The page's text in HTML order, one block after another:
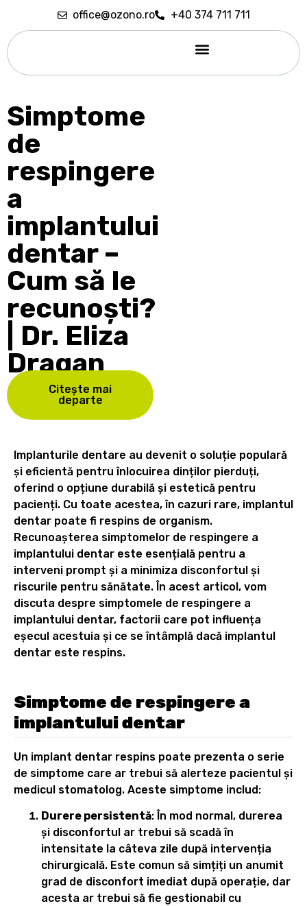
office@ozono.ro +40 374 711 711
Simptome
de
respingere
a
implantului
dentar –
Cum să le
recunoști?
| Dr. Eliza
Dragan
Citește mai
departe
Implanturile dentare au devenit o soluție populară
și eficientă pentru înlocuirea dinților pierduți,
oferind o opțiune durabilă și estetică pentru
pacienți. Cu toate acestea, în cazuri rare, implantul
dentar poate fi respins de organism.
Recunoașterea simptomelor de respingere a
implantului dentar este esențială pentru a
interveni prompt și a minimiza disconfortul și
riscurile pentru sănătate. În acest articol, vom
discuta despre simptomele de respingere a
implantului dentar, factorii care pot influența
eșecul acestuia și ce se întâmplă dacă implantul
dentar este respins.
Simptome de respingere a
implantului dentar
Un implant dentar respins poate prezenta o serie
de simptome care ar trebui să alerteze pacientul și
medicul stomatolog. Aceste simptome includ:
Durere persistentă: În mod normal, durerea
și disconfortul ar trebui să scadă în
intensitate la câteva zile după intervenția
chirurgicală. Este comun să simțiți un anumit
grad de disconfort imediat după operație, dar
acesta ar trebui să fie gestionabil cu